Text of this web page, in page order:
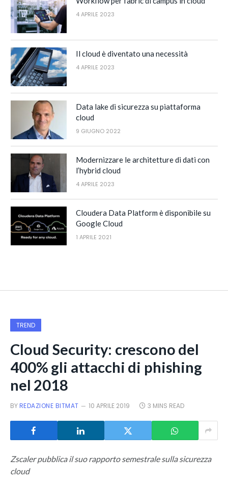
4 APRILE 2023
Il cloud è diventato una necessità
4 APRILE 2023
Data lake di sicurezza su piattaforma
cloud
9 GIUGNO 2022
Modernizzare le architetture di dati con
l’hybrid cloud
4 APRILE 2023
Cloudera Data Platform è disponibile su
Google Cloud
1 APRILE 2021
TREND
Cloud Security: crescono del
400% gli attacchi di phishing
nel 2018
BYREDAZIONE BITMAT 10 APRILE 2019 3 MINS READ
Zscaler pubblica il suo rapporto semestrale sulla sicurezza
cloud